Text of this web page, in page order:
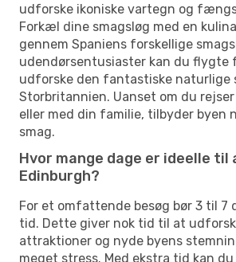
udforske ikoniske vartegn og
Forkæl dine smagsløg med en
gennem Spaniens forskellige
udendørsentusiaster kan du flygte
udforske den fantastiske naturlige
Storbritannien. Uanset om du rejser
eller med din familie, tilbyder byen
smag.
Hvor mange dage er ideelle til
Edinburgh?
For et omfattende besøg bør 3 til 7
tid. Dette giver nok tid til at
attraktioner og nyde byens
meget stress. Med ekstra tid kan